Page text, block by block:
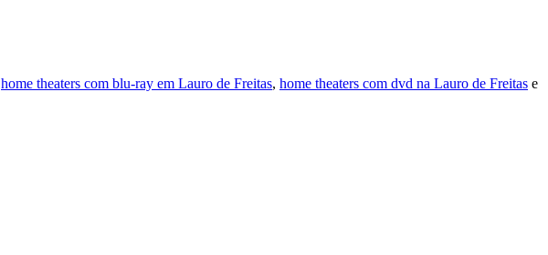
home theaters com blu-ray em Lauro de Freitas, home theaters com dvd na Lauro de Freitas e